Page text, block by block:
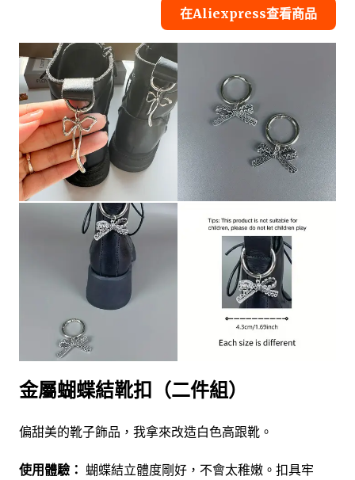
在Aliexpress查看商品
金屬蝴蝶結靴扣（二件組）
偏甜美的靴子飾品，我拿來改造白色高跟靴。
使用體驗： 蝴蝶結立體度剛好，不會太稚嫩。扣具牢